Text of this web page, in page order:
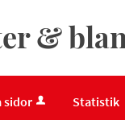
&
sidor Statistik